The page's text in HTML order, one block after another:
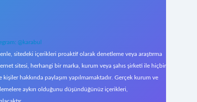
@karabul
sitedeki içerikleri proaktif olarak denetleme veya araştırma
sitesi, herhangi bir marka, kurum veya şahıs şirketi ile hiçbir
hakkında paylaşım yapılmamaktadır. Gerçek kurum ve
aykırı olduğunu düşündüğünüz içerikleri,